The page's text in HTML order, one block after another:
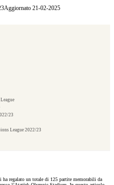
Aggiornato 21-02-2025
23
League 2022/23
ha regalato un totale di 125 partite memorabili da